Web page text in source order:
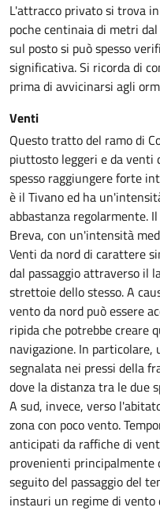
L'attracco privato si trova
poche centinaia di metri
sul posto si può spesso
significativa. Si ricorda di
prima di avvicinarsi agli
Venti
Questo tratto del ramo di
piuttosto leggeri e da venti
spesso raggiungere forte
è il Tivano ed ha
abbastanza regolarmente.
Breva, con un'intensità
Venti da nord di carattere
dal passaggio attraverso il
strettoie dello stesso. A
vento da nord può essere
ripida che potrebbe creare
navigazione. In
segnalata nei pressi della
dove la distanza tra le due
A sud, invece, verso
zona con poco vento.
anticipati da raffiche di
provenienti principalmente
seguito del passaggio del
instauri un regime di vento